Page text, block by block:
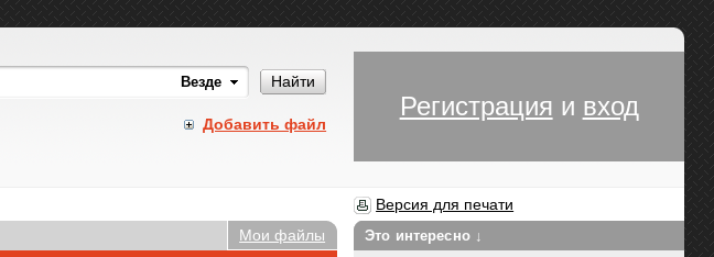
Найти
Добавить файл
Регистрация и вход
Версия для печати
Мои файлы
Это интересно ↓